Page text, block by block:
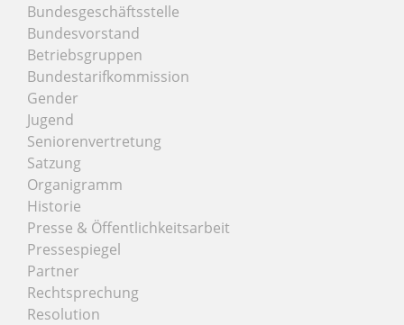
Bundesgeschäftsstelle
Bundesvorstand
Betriebsgruppen
Bundestarifkommission
Gender
Jugend
Seniorenvertretung
Satzung
Organigramm
Historie
Presse & Öffentlichkeitsarbeit
Pressespiegel
Partner
Rechtsprechung
Resolution